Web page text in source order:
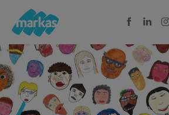
UNTERNEHMEN
LEISTUNGEN